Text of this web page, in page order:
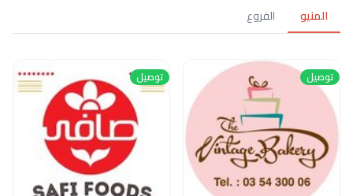
المنيو الفروع
توصيل توصيل